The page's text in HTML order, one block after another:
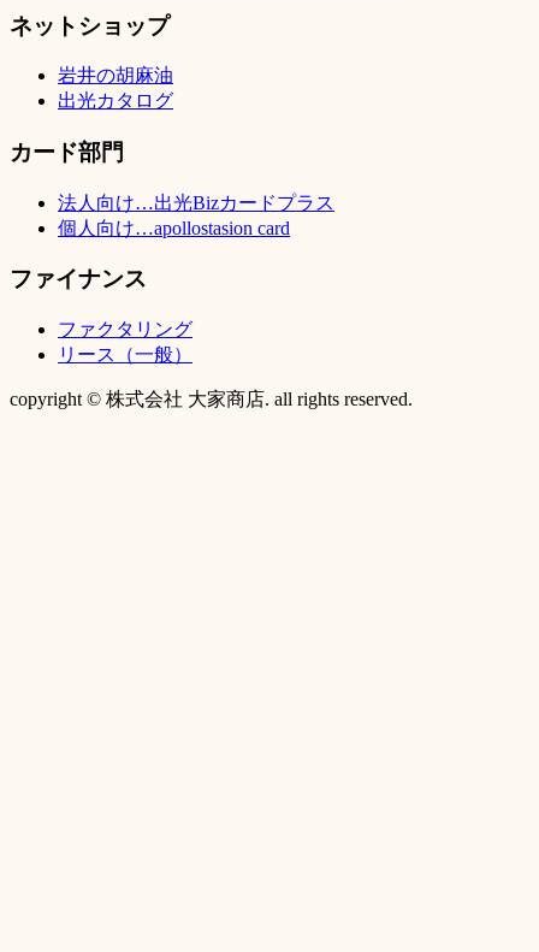
ネットショップ
岩井の胡麻油
出光カタログ
カード部門
法人向け…出光Bizカードプラス
個人向け…apollostasion card
ファイナンス
ファクタリング
リース（一般）
copyright © 株式会社 大家商店. all rights reserved.